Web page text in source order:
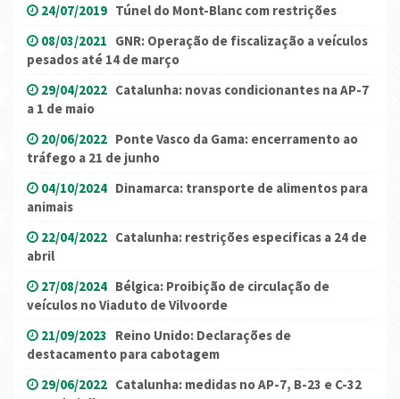
24/07/2019 Túnel do Mont-Blanc com restrições
08/03/2021 GNR: Operação de fiscalização a veículos
pesados até 14 de março
29/04/2022 Catalunha: novas condicionantes na AP-7
a 1 de maio
20/06/2022 Ponte Vasco da Gama: encerramento ao
tráfego a 21 de junho
04/10/2024 Dinamarca: transporte de alimentos para
animais
22/04/2022 Catalunha: restrições especificas a 24 de
abril
27/08/2024 Bélgica: Proibição de circulação de
veículos no Viaduto de Vilvoorde
21/09/2023 Reino Unido: Declarações de
destacamento para cabotagem
29/06/2022 Catalunha: medidas no AP-7, B-23 e C-32